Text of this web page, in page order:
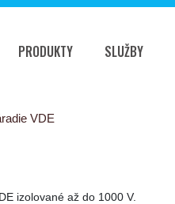
PRODUKTY SLUŽBY
VDE
izolované až do 1000 V.